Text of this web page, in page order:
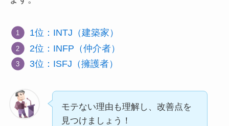
1位：INTJ（建築家）
2位：INFP（仲介者）
3位：ISFJ（擁護者）
モテない理由も理解し、改善点を
見つけましょう！